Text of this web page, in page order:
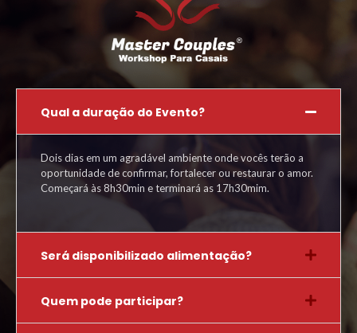
Qual a duração do Evento?
Dois dias em um agradável ambiente onde vocês terão a
oportunidade de confirmar, fortalecer ou restaurar o amor.
Começará às 8h30min e terminará as 17h30mim.
Será disponibilizado alimentação?
Quem pode participar?